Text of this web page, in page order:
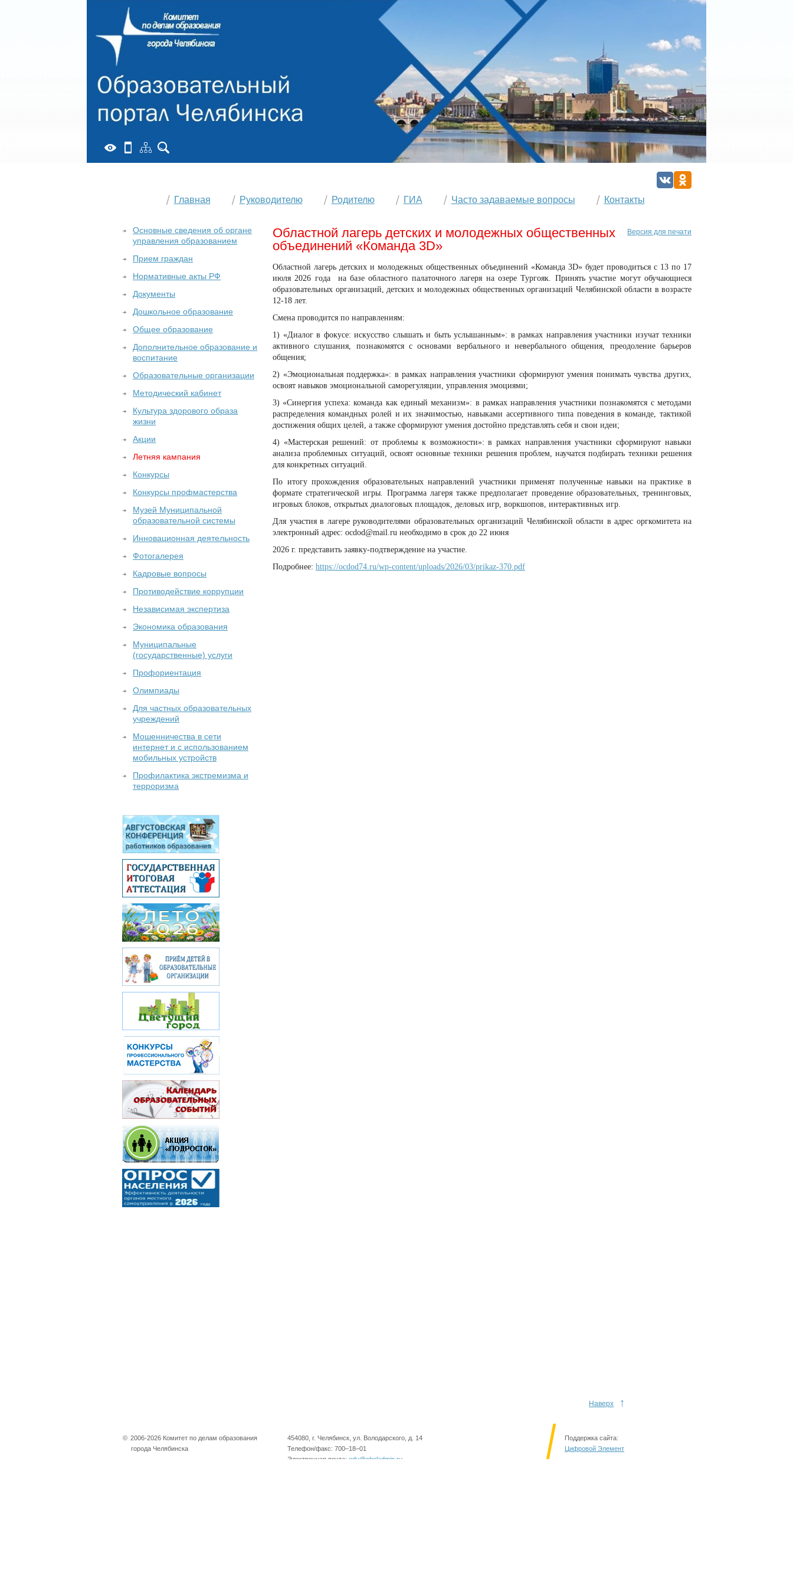
Главная Руководителю Родителю ГИА Часто задаваемые вопросы Контакты
Версия для печати
Областной лагерь детских и молодежных общественных
объединений «Команда 3D»
Областной лагерь детских и молодежных общественных объединений «Команда 3D» будет проводиться с 13 по 17
июля 2026 года на базе областного палаточного лагеря на озере Тургояк. Принять участие могут обучающиеся
образовательных организаций, детских и молодежных общественных организаций Челябинской области в возрасте
12-18 лет.
Смена проводится по направлениям:
1) «Диалог в фокусе: искусство слышать и быть услышанным»: в рамках направления участники изучат техники
активного слушания, познакомятся с основами вербального и невербального общения, преодоление барьеров
общения;
2) «Эмоциональная поддержка»: в рамках направления участники сформируют умения понимать чувства других,
освоят навыков эмоциональной саморегуляции, управления эмоциями;
3) «Синергия успеха: команда как единый механизм»: в рамках направления участники познакомятся с методами
распределения командных ролей и их значимостью, навыками ассертивного типа поведения в команде, тактикой
достижения общих целей, а также сформируют умения достойно представлять себя и свои идеи;
4) «Мастерская решений: от проблемы к возможности»: в рамках направления участники сформируют навыки
анализа проблемных ситуаций, освоят основные техники решения проблем, научатся подбирать техники решения
для конкретных ситуаций.
По итогу прохождения образовательных направлений участники применят полученные навыки на практике в
формате стратегической игры. Программа лагеря также предполагает проведение образовательных, тренинговых,
игровых блоков, открытых диалоговых площадок, деловых игр, воркшопов, интерактивных игр.
Для участия в лагере руководителями образовательных организаций Челябинской области в адрес оргкомитета на
электронный адрес: ocdod@mail.ru необходимо в срок до 22 июня
2026 г. представить заявку-подтверждение на участие.
Подробнее: https://ocdod74.ru/wp-content/uploads/2026/03/prikaz-370.pdf
Основные сведения об органе
управления образованием
Прием граждан
Нормативные акты РФ
Документы
Дошкольное образование
Общее образование
Дополнительное образование и
воспитание
Образовательные организации
Методический кабинет
Культура здорового образа
жизни
Акции
Летняя кампания
Конкурсы
Конкурсы профмастерства
Музей Муниципальной
образовательной системы
Инновационная деятельность
Фотогалерея
Кадровые вопросы
Противодействие коррупции
Независимая экспертиза
Экономика образования
Муниципальные
(государственные) услуги
Профориентация
Олимпиады
Для частных образовательных
учреждений
Мошенничества в сети
интернет и с использованием
мобильных устройств
Профилактика экстремизма и
терроризма
Наверх ↑
© 2006-2026 Комитет по делам образования
города Челябинска
454080, г. Челябинск, ул. Володарского, д. 14
Телефон/факс: 700–18–01
Электронная почта: edu@cheladmin.ru
Поддержка сайта:
Цифровой Элемент